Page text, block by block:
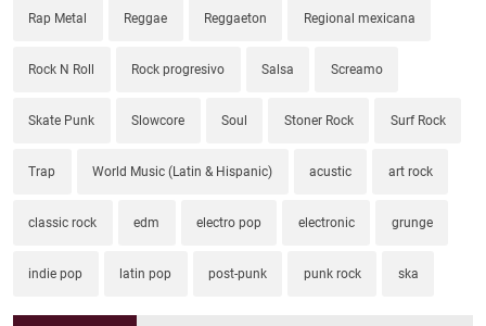
Rap Metal Reggae Reggaeton Regional mexicana
Rock N Roll Rock progresivo Salsa Screamo
Skate Punk Slowcore Soul Stoner Rock Surf Rock
Trap World Music (Latin & Hispanic) acustic art rock
classic rock edm electro pop electronic grunge
indie pop latin pop post-punk punk rock ska